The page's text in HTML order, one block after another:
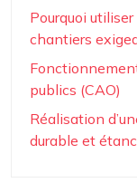
Pourquoi
chantiers
publics (CAO)
Réalisation
durable et